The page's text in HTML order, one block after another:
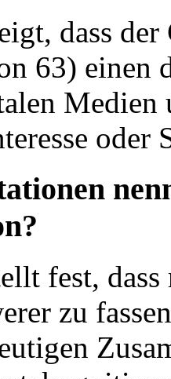
dass
63) einen
Medien
oder
fest,
zu